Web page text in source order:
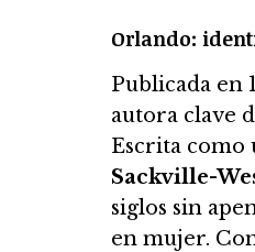
Orlando:
Publicada en
autora clave
Escrita como
Sackville-
siglos sin
en mujer.